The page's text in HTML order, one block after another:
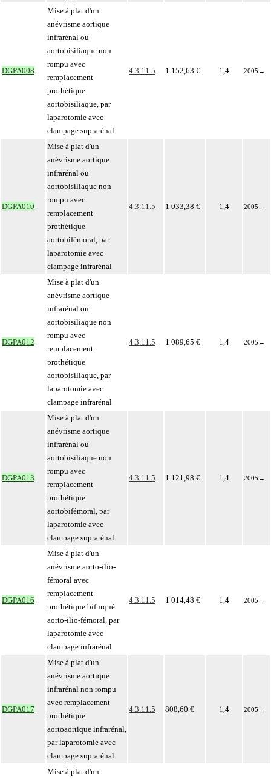
DGPA008
Mise à plat d'un
anévrisme aortique
infrarénal ou
aortobisiliaque non
rompu avec
remplacement
prothétique
aortobisiliaque, par
laparotomie avec
clampage suprarénal
4.3.11.5 1 152,63 € 1,4 2005 →
DGPA010
Mise à plat d'un
anévrisme aortique
infrarénal ou
aortobisiliaque non
rompu avec
remplacement
prothétique
aortobifémoral, par
laparotomie avec
clampage infrarénal
4.3.11.5 1 033,38 € 1,4 2005 →
DGPA012
Mise à plat d'un
anévrisme aortique
infrarénal ou
aortobisiliaque non
rompu avec
remplacement
prothétique
aortobisiliaque, par
laparotomie avec
clampage infrarénal
4.3.11.5 1 089,65 € 1,4 2005 →
DGPA013
Mise à plat d'un
anévrisme aortique
infrarénal ou
aortobisiliaque non
rompu avec
remplacement
prothétique
aortobifémoral, par
laparotomie avec
clampage suprarénal
4.3.11.5 1 121,98 € 1,4 2005 →
DGPA016
Mise à plat d'un
anévrisme aorto-ilio-
fémoral avec
remplacement
prothétique bifurqué
aorto-ilio-fémoral, par
laparotomie avec
clampage infrarénal
4.3.11.5 1 014,48 € 1,4 2005 →
DGPA017
Mise à plat d'un
anévrisme aortique
infrarénal non rompu
avec remplacement
prothétique
aortoaortique infrarénal,
par laparotomie avec
clampage suprarénal
4.3.11.5 808,60 € 1,4 2005 →
Mise à plat d'un